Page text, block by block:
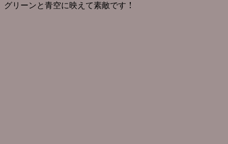
グリーンと青空に映えて素敵です！